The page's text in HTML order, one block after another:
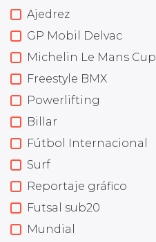
Ajedrez
GP Mobil Delvac
Michelin Le Mans Cup
Freestyle BMX
Powerlifting
Billar
Fútbol Internacional
Surf
Reportaje gráfico
Futsal sub20
Mundial